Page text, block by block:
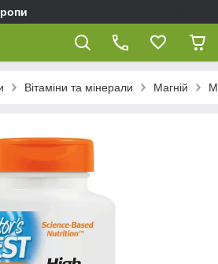
Вітаміни та мінерали Магній